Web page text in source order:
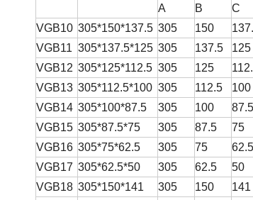
A
B C
VGB10 305*150*137.5 305 150
VGB11 305*137.5*125 305 137.5 125
VGB12 305*125*112.5 305 125
VGB13 305*112.5*100 305 112.5 100
VGB14 305*100*87.5 305 100 87.5
VGB15 305*87.5*75 305 87.5 75
VGB16 305*75*62.5 305 75 62.5
VGB17 305*62.5*50 305 62.5 50
VGB18 305*150*141 305 150 141